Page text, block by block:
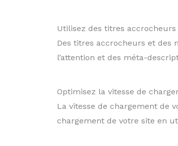
Utilisez des titres
Des titres accrocheurs et des
l’attention et des méta-
Optimisez la vitesse de
La vitesse de chargement de
chargement de votre site en